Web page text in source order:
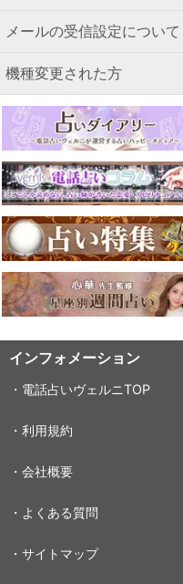
メールの受信設定について
機種変更された方
インフォメーション
・電話占いヴェルニTOP
・利用規約
・会社概要
・よくある質問
・サイトマップ